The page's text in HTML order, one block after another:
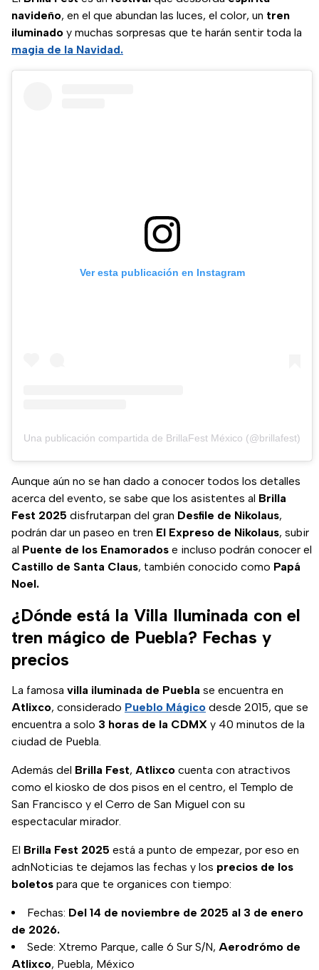
navideño, en el que abundan las luces, el color, un tren
iluminado y muchas sorpresas que te harán sentir toda la
magia de la Navidad.
Ver esta publicación en Instagram
Una publicación compartida de BrillaFest México (@brillafest)
Aunque aún no se han dado a conocer todos los detalles
acerca del evento, se sabe que los asistentes al Brilla
Fest 2025 disfrutarpan del gran Desfile de Nikolaus,
podrán dar un paseo en tren El Expreso de Nikolaus, subir
al Puente de los Enamorados e incluso podrán conocer el
Castillo de Santa Claus, también conocido como Papá
Noel.
¿Dónde está la Villa Iluminada con el
tren mágico de Puebla? Fechas y
precios
La famosa villa iluminada de Puebla se encuentra en
Atlixco, considerado Pueblo Mágico desde 2015, que se
encuentra a solo 3 horas de la CDMX y 40 minutos de la
ciudad de Puebla.
Además del Brilla Fest, Atlixco cuenta con atractivos
como el kiosko de dos pisos en el centro, el Templo de
San Francisco y el Cerro de San Miguel con su
espectacular mirador.
El Brilla Fest 2025 está a punto de empezar, por eso en
adnNoticias te dejamos las fechas y los precios de los
boletos para que te organices con tiempo:
Fechas: Del 14 de noviembre de 2025 al 3 de enero
de 2026.
Sede: Xtremo Parque, calle 6 Sur S/N, Aerodrómo de
Atlixco, Puebla, México